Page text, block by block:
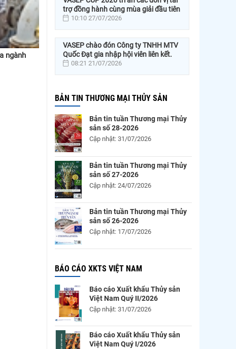
ngành
trợ đồng hành cùng mùa giải đầu tiên
10:10 27/07/2026
VASEP chào đón Công ty TNHH MTV
Quốc Đạt gia nhập hội viên liên kết.
08:21 21/07/2026
BẢN TIN THƯƠNG MẠI THỦY SẢN
Bản tin tuần Thương mại Thủy
sản số 28-2026
Cập nhật: 31/07/2026
Bản tin tuần Thương mại Thủy
sản số 27-2026
Cập nhật: 24/07/2026
Bản tin tuần Thương mại Thủy
sản số 26-2026
Cập nhật: 17/07/2026
BÁO CÁO XKTS VIỆT NAM
Báo cáo Xuất khẩu Thủy sản
Việt Nam Quý II/2026
Cập nhật: 31/07/2026
Báo cáo Xuất khẩu Thủy sản
Việt Nam Quý I/2026